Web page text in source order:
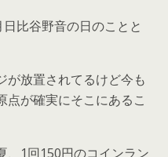
比谷野音の日のことと
が放置されてるけど今も
点が確実にそこにあるこ
、1回150円のコインラン